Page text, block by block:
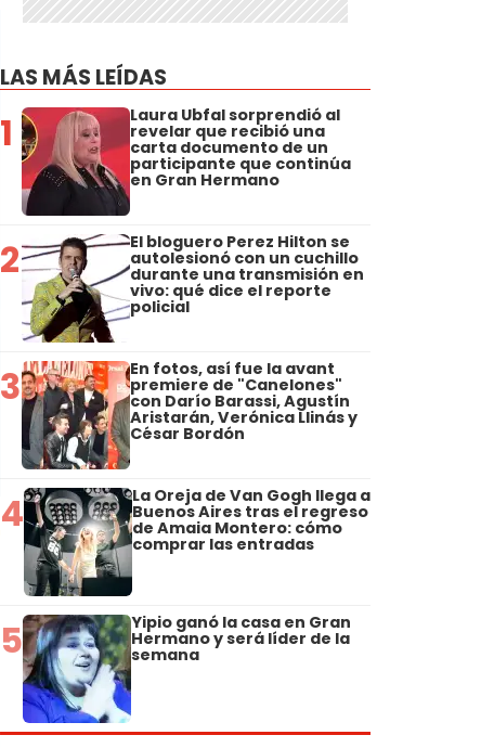
LAS MÁS LEÍDAS
1 Laura Ubfal sorprendió al
revelar que recibió una
carta documento de un
participante que continúa
en Gran Hermano
2 El bloguero Perez Hilton se
autolesionó con un cuchillo
durante una transmisión en
vivo: qué dice el reporte
policial
3 En fotos, así fue la avant
premiere de "Canelones"
con Darío Barassi, Agustín
Aristarán, Verónica Llinás y
César Bordón
4 La Oreja de Van Gogh llega a
Buenos Aires tras el regreso
de Amaia Montero: cómo
comprar las entradas
5 Yipio ganó la casa en Gran
Hermano y será líder de la
semana